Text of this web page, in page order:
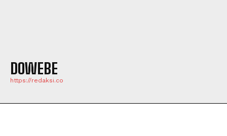
DOWEBE
https://redaksi.co